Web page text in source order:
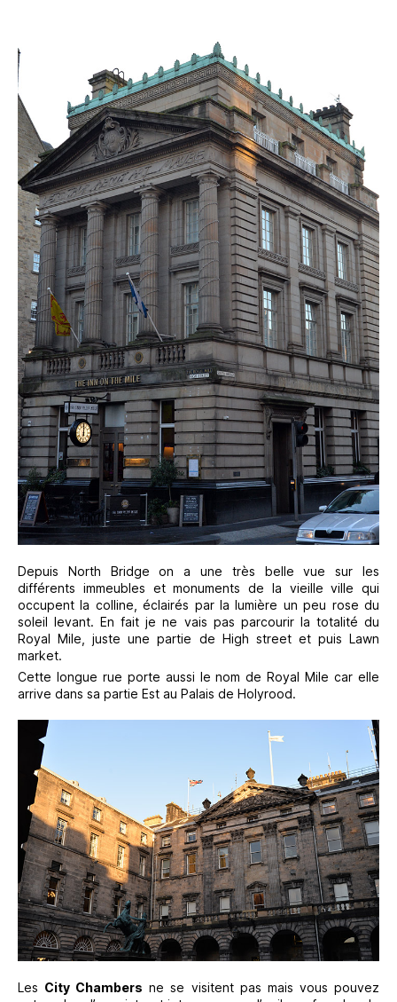
Depuis North Bridge on a une très belle vue sur les
différents immeubles et monuments de la vieille ville qui
occupent la colline, éclairés par la lumière un peu rose du
soleil levant. En fait je ne vais pas parcourir la totalité du
Royal Mile, juste une partie de High street et puis Lawn
market.
Cette longue rue porte aussi le nom de Royal Mile car elle
arrive dans sa partie Est au Palais de Holyrood.
Les City Chambers ne se visitent pas mais vous pouvez